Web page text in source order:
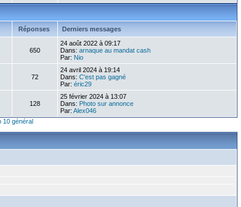
Réponses Derniers messages
650
24 août 2022 à 09:17
Dans: arnaque au mandat cash
Par: Nio
72
24 avril 2024 à 19:14
Dans: C'est pas gagné
Par: éric29
128
25 février 2024 à 13:07
Dans: Photo sur annonce
Par: Alex046
10 général